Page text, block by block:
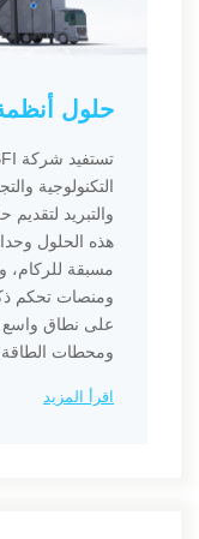
حلول
التكنولوجية
والتبريد
هذه الحلول
مسبقة للركام،
ومنصات تحكم
على نطاق واسع
ومحطات الطاقة،
اقرأ المزيد